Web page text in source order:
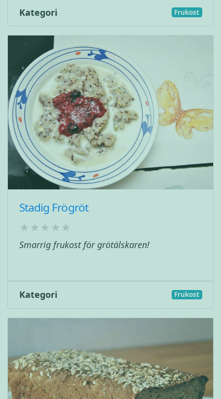
Kategori Frukost
Stadig Frögröt
Smarrig frukost för grötälskaren!
Kategori Frukost